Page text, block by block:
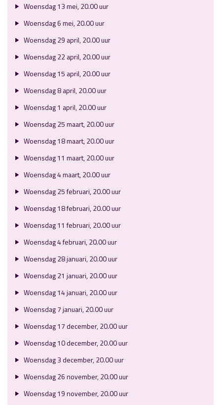
Woensdag 13 mei, 20.00 uur
Woensdag 6 mei, 20.00 uur
Woensdag 29 april, 20.00 uur
Woensdag 22 april, 20.00 uur
Woensdag 15 april, 20.00 uur
Woensdag 8 april, 20.00 uur
Woensdag 1 april, 20.00 uur
Woensdag 25 maart, 20.00 uur
Woensdag 18 maart, 20.00 uur
Woensdag 11 maart, 20.00 uur
Woensdag 4 maart, 20.00 uur
Woensdag 25 februari, 20.00 uur
Woensdag 18 februari, 20.00 uur
Woensdag 11 februari, 20.00 uur
Woensdag 4 februari, 20.00 uur
Woensdag 28 januari, 20.00 uur
Woensdag 21 januari, 20.00 uur
Woensdag 14 januari, 20.00 uur
Woensdag 7 januari, 20.00 uur
Woensdag 17 december, 20.00 uur
Woensdag 10 december, 20.00 uur
Woensdag 3 december, 20.00 uur
Woensdag 26 november, 20.00 uur
Woensdag 19 november, 20.00 uur